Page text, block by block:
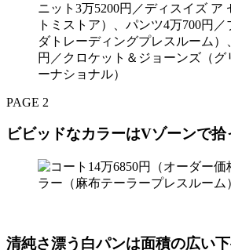
ニット3万5200円／ディスイズ ア
トミストア）、パンツ4万700円
ダトレーディングプレスルーム）
円／クロケット＆ジョーンズ（グ
ーナショナル）
PAGE 2
ビビッドなカラーはVゾーンで拾
清純さ漂う白パンは面積の広い